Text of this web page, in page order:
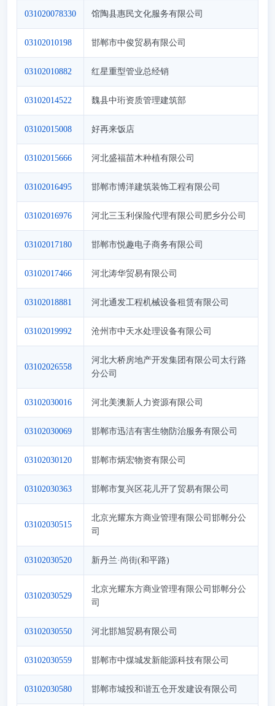
031020078330 馆陶县惠民文化服务有限公司
03102010198 邯郸市中俊贸易有限公司
03102010882 红星重型管业总经销
03102014522 魏县中珩资质管理建筑部
03102015008 好再来饭店
03102015666 河北盛福苗木种植有限公司
03102016495 邯郸市博洋建筑装饰工程有限公司
03102016976 河北三玉利保险代理有限公司肥乡分公司
03102017180 邯郸市悦趣电子商务有限公司
03102017466 河北涛华贸易有限公司
03102018881 河北通发工程机械设备租赁有限公司
03102019992 沧州市中天水处理设备有限公司
03102026558
河北大桥房地产开发集团有限公司太行路
分公司
03102030016 河北美澳新人力资源有限公司
03102030069 邯郸市迅洁有害生物防治服务有限公司
03102030120 邯郸市炳宏物资有限公司
03102030363 邯郸市复兴区花儿开了贸易有限公司
03102030515
北京光耀东方商业管理有限公司邯郸分公
司
03102030520 新丹兰·尚街(和平路)
03102030529
北京光耀东方商业管理有限公司邯郸分公
司
03102030550 河北邯旭贸易有限公司
03102030559 邯郸市中煤城发新能源科技有限公司
03102030580 邯郸市城投和谐五仓开发建设有限公司